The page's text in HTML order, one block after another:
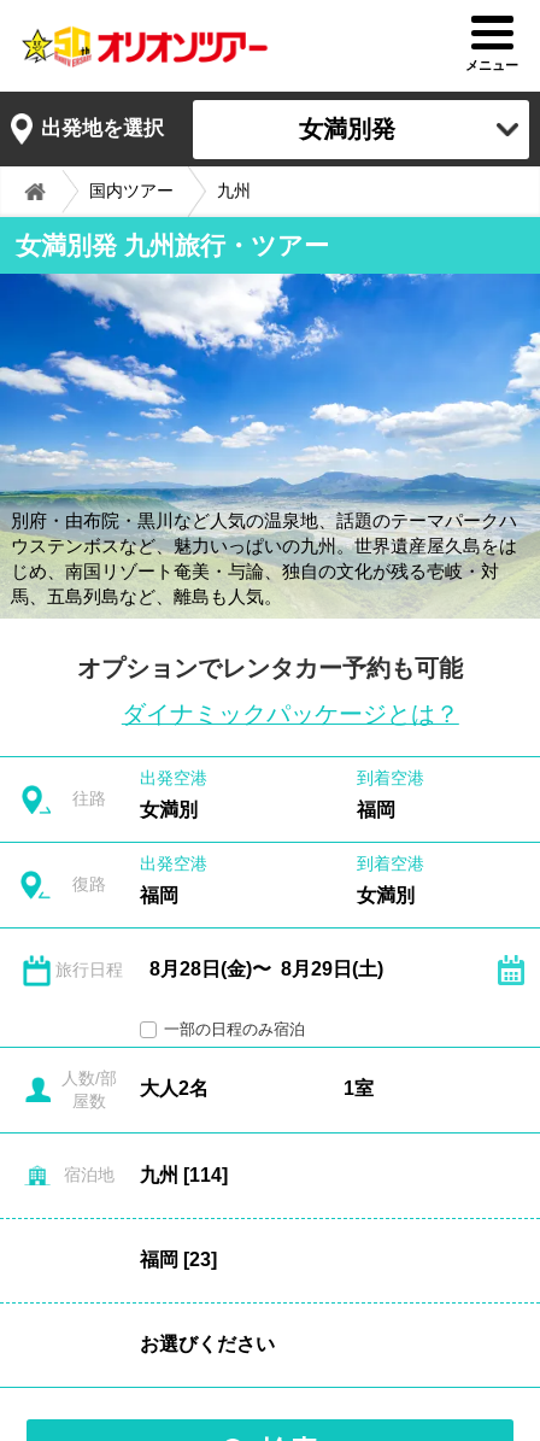
メニュー
出発地を選択 女満別発
国内ツアー 九州
女満別発 九州旅行・ツアー
別府・由布院・黒川など人気の温泉地、話題のテーマパークハ
ウステンボスなど、魅力いっぱいの九州。世界遺産屋久島をは
じめ、南国リゾート奄美・与論、独自の文化が残る壱岐・対
馬、五島列島など、離島も人気。
オプションでレンタカー予約も可能
ダイナミックパッケージとは？
往路
出発空港
女満別
到着空港
福岡
復路
出発空港
福岡
到着空港
女満別
旅行日程
一部の日程のみ宿泊
人数/部
屋数
宿泊地